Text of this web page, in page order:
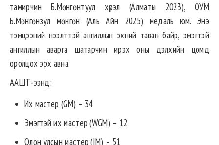
тамирчин Б.Мөнгөнтуул хүрэл (Алматы 2023), ОУМ
Б.Мөнгөнзул мөнгөн (Аль Айн 2025) медаль юм. Энэ
тэмцээний нээлттэй ангиллын эхний таван байр, эмэгтэй
ангиллын аварга шатарчин ирэх оны дэлхийн цомд
оролцох эрх авна.
ААШТ-ээнд:
Их мастер (GM) – 34
Эмэгтэй их мастер (WGM) – 12
Олон улсын мастер (IM) – 51